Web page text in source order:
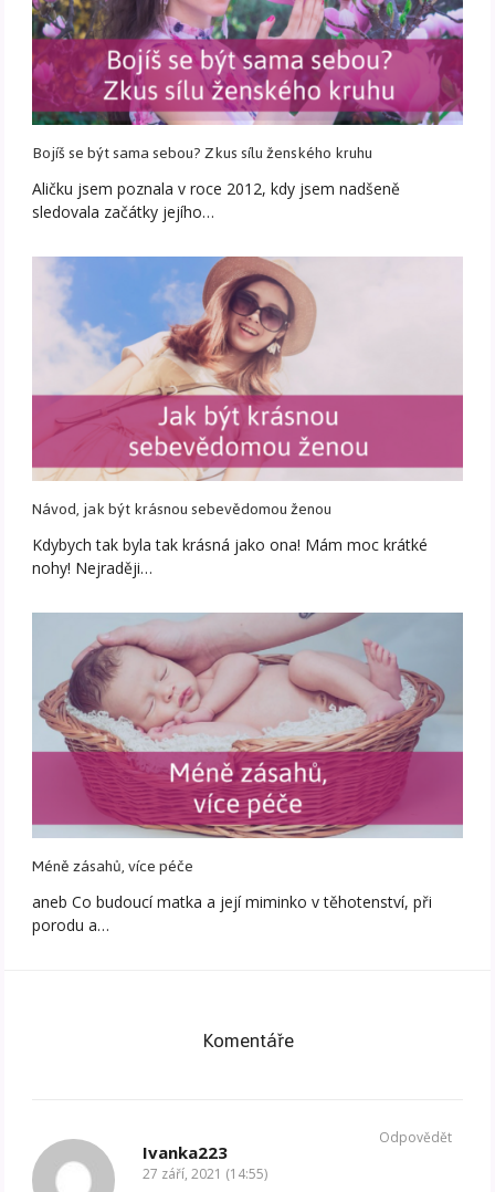
Bojíš se být sama sebou? Zkus sílu ženského kruhu
Aličku jsem poznala v roce 2012, kdy jsem nadšeně
sledovala začátky jejího…
Návod, jak být krásnou sebevědomou ženou
Kdybych tak byla tak krásná jako ona! Mám moc krátké
nohy! Nejraději…
Méně zásahů, více péče
aneb Co budoucí matka a její miminko v těhotenství, při
porodu a…
Komentáře
Ivanka223
27 září, 2021 (14:55)
Odpovědět